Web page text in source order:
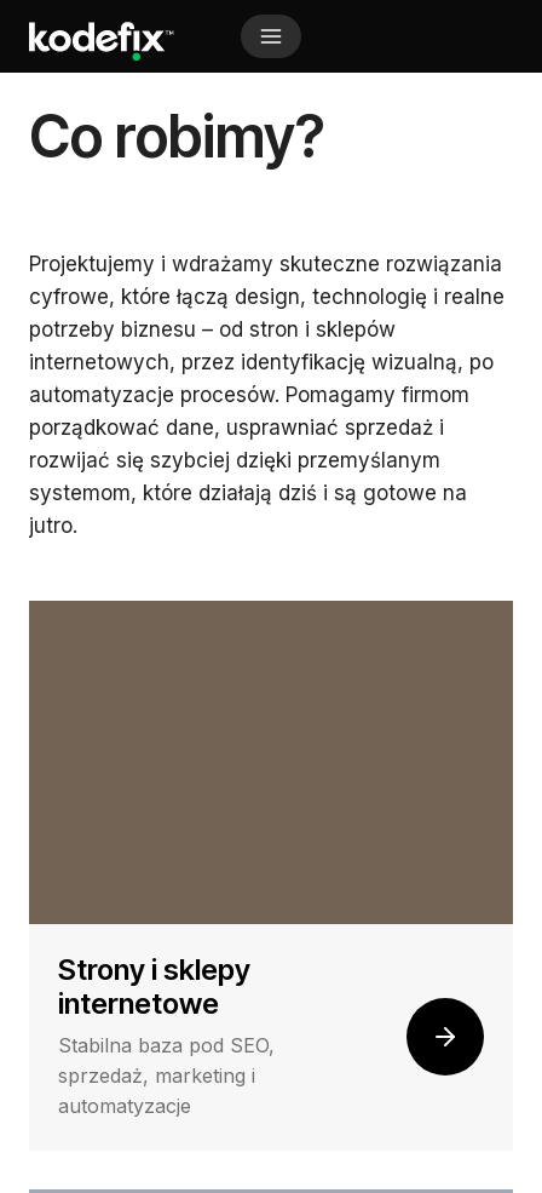
treści
Co robimy?
Projektujemy i wdrażamy skuteczne rozwiązania
cyfrowe, które łączą design, technologię i realne
potrzeby biznesu – od stron i sklepów
internetowych, przez identyfikację wizualną, po
automatyzacje procesów. Pomagamy firmom
porządkować dane, usprawniać sprzedaż i
rozwijać się szybciej dzięki przemyślanym
systemom, które działają dziś i są gotowe na
jutro.
Strony i sklepy
internetowe
Stabilna baza pod SEO,
sprzedaż, marketing i
automatyzacje